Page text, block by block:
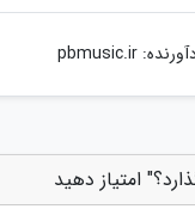
pbmusic.ir
امتیاز دهید